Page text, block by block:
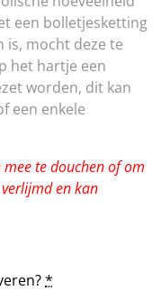
een bolletjesketting
is, mocht deze te
het hartje een
worden, dit kan
een enkele
mee te douchen of om
en kan
*